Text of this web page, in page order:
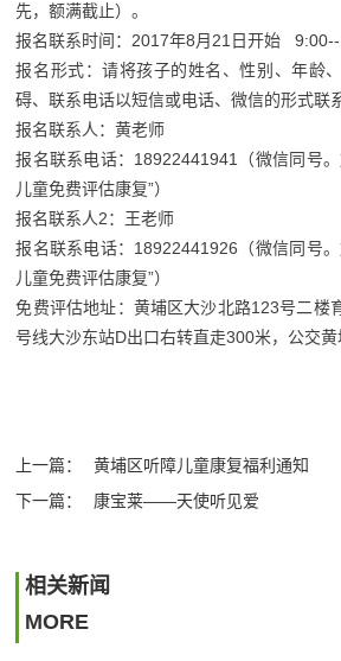
先，额满截止）。
报名联系时间：2017年8月21日开始 9:00--
报名形式：请将孩子的姓名、性别、年龄
碍、联系电话以短信或电话、微信的形式联
报名联系人：黄老师
报名联系电话：18922441941（微信同号
儿童免费评估康复”）
报名联系人2：王老师
报名联系电话：18922441926 （微信同号
儿童免费评估康复”）
免费评估地址：黄埔区大沙北路123号二楼
号线大沙东站D出口右转直走300米，公交黄
上一篇：
黄埔区听障儿童康复福利通知
下一篇：
康宝莱——天使听见爱
相关新闻
MORE